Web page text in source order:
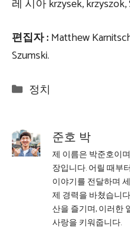
레 시아 krzysek, krzyszok,
편집자 :Matthew
Szumski.
Categories
정치
준호 박
제 이름은 박준호이
장입니다. 어릴 때부
이야기를 전달하며
제 경력을 바쳤습니
산을 즐기며, 이러한
사랑을 키워줍니다.